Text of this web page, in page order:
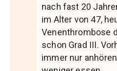
nach fast 20
im Alter von 47,
Venenthrombose
schon Grad III.
immer nur